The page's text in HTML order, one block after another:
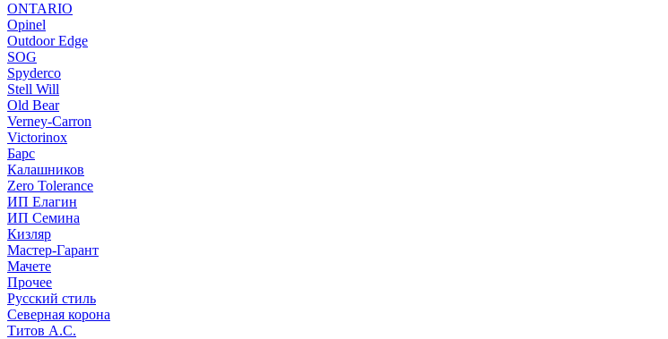
ONTARIO
Opinel
Outdoor Edge
SOG
Spyderco
Stell Will
Old Bear
Verney-Carron
Victorinox
Барс
Калашников
Zero Tolerance
ИП Елагин
ИП Семина
Кизляр
Мастер-Гарант
Мачете
Прочее
Русский стиль
Северная корона
Титов А.С.